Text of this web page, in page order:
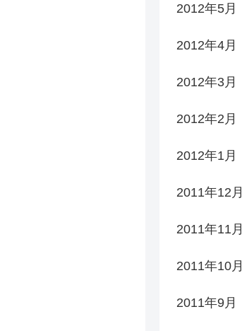
2012年5月
2012年4月
2012年3月
2012年2月
2012年1月
2011年12月
2011年11月
2011年10月
2011年9月